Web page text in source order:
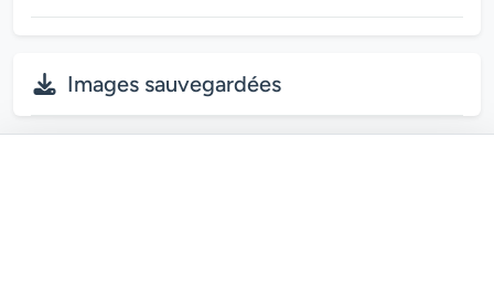
Images sauvegardées